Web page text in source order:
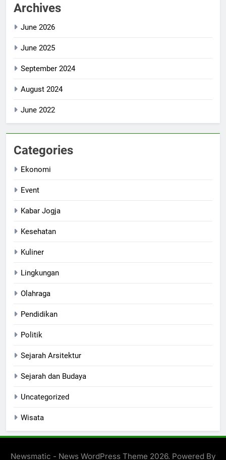
Archives
June 2026
June 2025
September 2024
August 2024
June 2022
Categories
Ekonomi
Event
Kabar Jogja
Kesehatan
Kuliner
Lingkungan
Olahraga
Pendidikan
Politik
Sejarah Arsitektur
Sejarah dan Budaya
Uncategorized
Wisata
Newsmatic - News WordPress Theme 2026. Powered By